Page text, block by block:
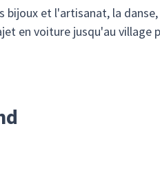
et l'artisanat, la
en voiture jusqu'au village